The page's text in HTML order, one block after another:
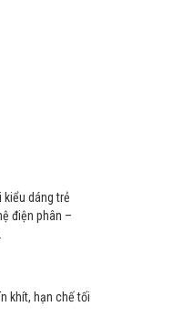
dáng trẻ
điện phân –
khít, hạn chế tối